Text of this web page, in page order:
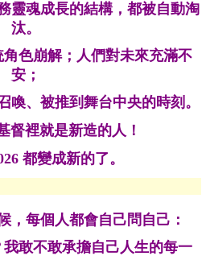
靈魂成長的結構，都被自動淘
汰。
色崩解；人們對未來充滿不
安；
喚、被推到舞台中央的時刻。
督裡就是新造的人 ！
都變成新的了。
，每個人都會自己問自己：
我敢不敢承擔自己人生的每一